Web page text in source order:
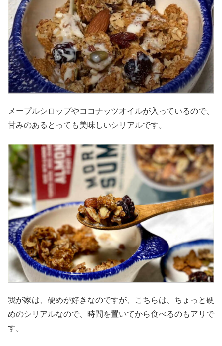
メープルシロップやココナッツオイルが入っているので、
甘みのあるとっても美味しいシリアルです。
我が家は、硬めが好きなのですが、こちらは、ちょっと硬
めのシリアルなので、時間を置いてから食べるのもアリで
す。